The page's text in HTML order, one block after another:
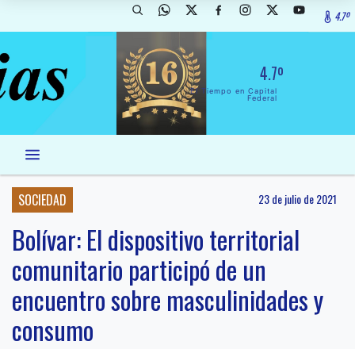
4.7º
4.7º
El Tiempo en Capital
Federal
SOCIEDAD 23 de julio de 2021
Bolívar: El dispositivo territorial
comunitario participó de un
encuentro sobre masculinidades y
consumo